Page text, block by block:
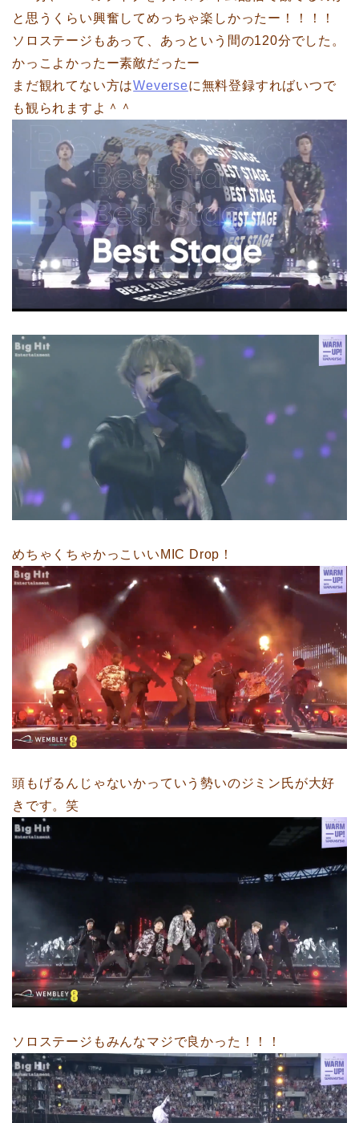
と思うくらい興奮してめっちゃ楽しかったー！！！！
ソロステージもあって、あっという間の120分でした。
かっこよかったー素敵だったー
まだ観れてない方はWeverseに無料登録すればいつで
も観られますよ＾＾
めちゃくちゃかっこいいMIC Drop！
頭もげるんじゃないかっていう勢いのジミン氏が大好
きです。笑
ソロステージもみんなマジで良かった！！！